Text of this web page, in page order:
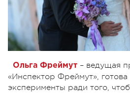
Ольга Фреймут – ведущая
«Инспектор Фреймут»,
эксперименты ради того,